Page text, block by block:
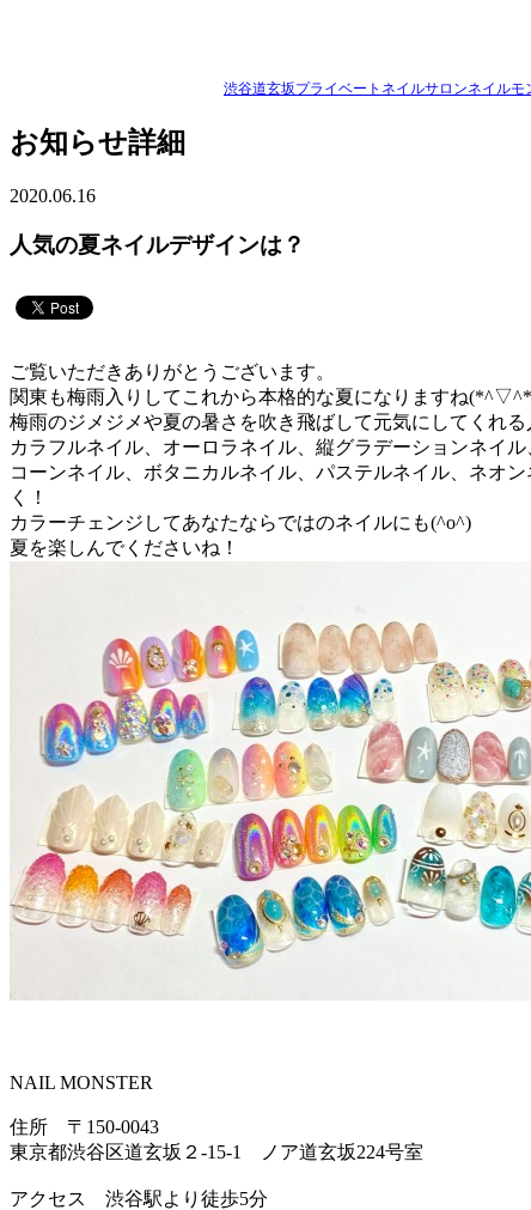
渋谷道玄坂プライベートネイルサロンネイルモ
お知らせ詳細
2020.06.16
人気の夏ネイルデザインは？
ご覧いただきありがとうございます。
関東も梅雨入りしてこれから本格的な夏になりますね
梅雨のジメジメや夏の暑さを吹き飛ばして元気にしてくれ
カラフルネイル、オーロラネイル、縦グラデーションネイ
コーンネイル、ボタニカルネイル、パステルネイル、ネオ
く！
カラーチェンジしてあなたならではのネイルにも(^o^)
夏を楽しんでくださいね！
NAIL MONSTER
住所 〒150-0043
東京都渋谷区道玄坂２-15-1 ノア道玄坂224号室
アクセス 渋谷駅より徒歩5分